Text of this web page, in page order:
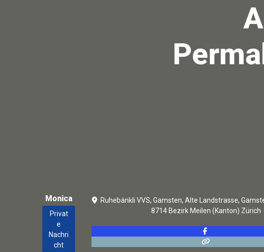
Monica
Privat
e
Nachri
cht
Ruhebänkli VVS, Gamsten, Alte Landstrasse,
8714 Bezirk Meilen (Kanton) Zürich